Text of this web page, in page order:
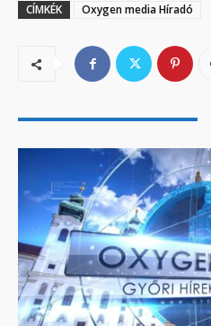
CÍMKÉK Oxygen media Híradó